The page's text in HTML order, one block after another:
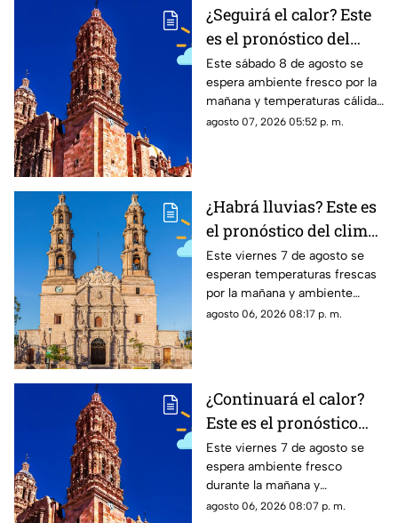
¿Seguirá el calor? Este
es el pronóstico del
clima en Zacatecas
HOY sábado 8 de agosto
Este sábado 8 de agosto se
espera ambiente fresco por la
mañana y temperaturas cálidas
por la tarde; el clima en
agosto 07, 2026 05:52 p. m.
¿Habrá lluvias? Este es
el pronóstico del clima
en Aguascalientes HOY
viernes 7 de agosto
Este viernes 7 de agosto se
esperan temperaturas frescas
por la mañana y ambiente
templado a cálido por la tarde;
agosto 06, 2026 08:17 p. m.
¿Continuará el calor?
Este es el pronóstico
del clima en Zacatecas
HOY viernes 7 de
agosto
Este viernes 7 de agosto se
espera ambiente fresco
durante la mañana y
temperaturas cálidas por la
agosto 06, 2026 08:07 p. m.